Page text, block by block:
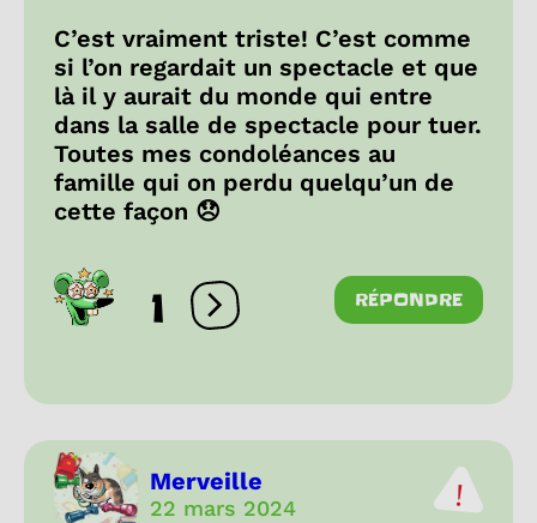
C’est vraiment triste! C’est comme
si l’on regardait un spectacle et que
là il y aurait du monde qui entre
dans la salle de spectacle pour tuer.
Toutes mes condoléances au
famille qui on perdu quelqu’un de
cette façon 😞
1 Ouvrir les réactions
RÉPONDRE
Merveille
22 mars 2024